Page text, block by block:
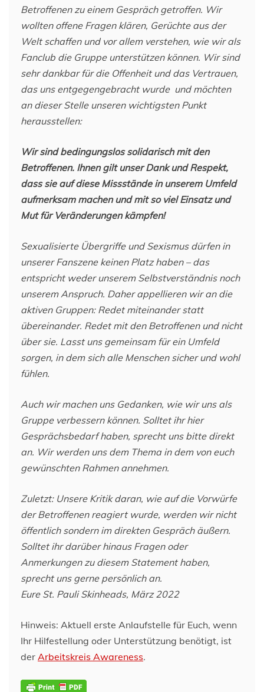
Betroffenen zu einem Gespräch getroffen. Wir
wollten offene Fragen klären, Gerüchte aus der
Welt schaffen und vor allem verstehen, wie wir als
Fanclub die Gruppe unterstützen können. Wir sind
sehr dankbar für die Offenheit und das Vertrauen,
das uns entgegengebracht wurde und möchten
an dieser Stelle unseren wichtigsten Punkt
herausstellen:
Wir sind bedingungslos solidarisch mit den
Betroffenen. Ihnen gilt unser Dank und Respekt,
dass sie auf diese Missstände in unserem Umfeld
aufmerksam machen und mit so viel Einsatz und
Mut für Veränderungen kämpfen!
Sexualisierte Übergriffe und Sexismus dürfen in
unserer Fanszene keinen Platz haben – das
entspricht weder unserem Selbstverständnis noch
unserem Anspruch. Daher appellieren wir an die
aktiven Gruppen: Redet miteinander statt
übereinander. Redet mit den Betroffenen und nicht
über sie. Lasst uns gemeinsam für ein Umfeld
sorgen, in dem sich alle Menschen sicher und wohl
fühlen.
Auch wir machen uns Gedanken, wie wir uns als
Gruppe verbessern können. Solltet ihr hier
Gesprächsbedarf haben, sprecht uns bitte direkt
an. Wir werden uns dem Thema in dem von euch
gewünschten Rahmen annehmen.
Zuletzt: Unsere Kritik daran, wie auf die Vorwürfe
der Betroffenen reagiert wurde, werden wir nicht
öffentlich sondern im direkten Gespräch äußern.
Solltet ihr darüber hinaus Fragen oder
Anmerkungen zu diesem Statement haben,
sprecht uns gerne persönlich an.
Eure St. Pauli Skinheads, März 2022
Hinweis: Aktuell erste Anlaufstelle für Euch, wenn
Ihr Hilfestellung oder Unterstützung benötigt, ist
der Arbeitskreis Awareness.